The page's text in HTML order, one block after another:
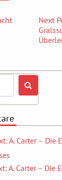
Next
A. Carter – Die
A. Carter – Die